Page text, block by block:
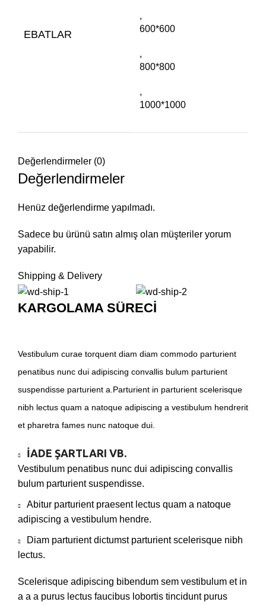
EBATLAR
,
600*600
,
800*800
,
1000*1000
Değerlendirmeler (0)
Değerlendirmeler
Henüz değerlendirme yapılmadı.
Sadece bu ürünü satın almış olan müşteriler yorum
yapabilir.
Shipping & Delivery
KARGOLAMA SÜRECİ
Vestibulum curae torquent diam diam commodo parturient
penatibus nunc dui adipiscing convallis bulum parturient
suspendisse parturient a.Parturient in parturient scelerisque
nibh lectus quam a natoque adipiscing a vestibulum hendrerit
et pharetra fames nunc natoque dui.
İADE ŞARTLARI VB.
Vestibulum penatibus nunc dui adipiscing convallis
bulum parturient suspendisse.
Abitur parturient praesent lectus quam a natoque
adipiscing a vestibulum hendre.
Diam parturient dictumst parturient scelerisque nibh
lectus.
Scelerisque adipiscing bibendum sem vestibulum et in
a a a purus lectus faucibus lobortis tincidunt purus